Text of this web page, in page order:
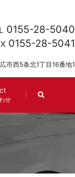
せ search
0155-28-5040
0155-28-5041
市西5条北1丁目16番地1